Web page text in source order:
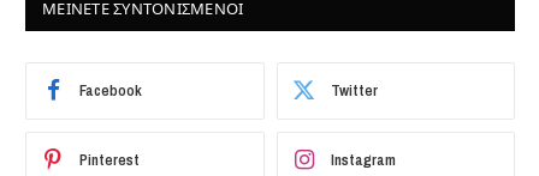
ΜΕΙΝΕΤΕ ΣΥΝΤΟΝΙΣΜΕΝΟΙ
Facebook Twitter
Pinterest Instagram